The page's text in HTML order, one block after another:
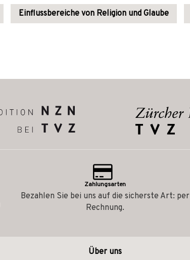
Einflussbereiche von Religion und Glaube
Zahlungsarten
Bezahlen Sie bei uns auf die sicherste Art: per
Rechnung.
Über uns